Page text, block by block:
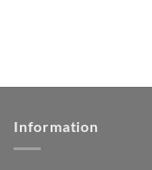
Information